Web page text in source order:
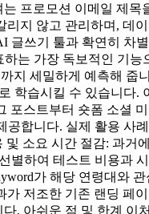
프로모션 이메일 제
지 않고 관리하며, 데
쓰기 툴과 확연히 차
하는 가장 독보적인 기
세밀하게 예측해 줍
학습시킬 수 있습니다.
스트부터 숏폼 소셜
합니다. 실제 활용 사
소요 시간 절감: 과거
하여 테스트 비용과
가 해당 연령대와
저조한 기존 랜딩 페
. 아쉬운 점 및 한계 이